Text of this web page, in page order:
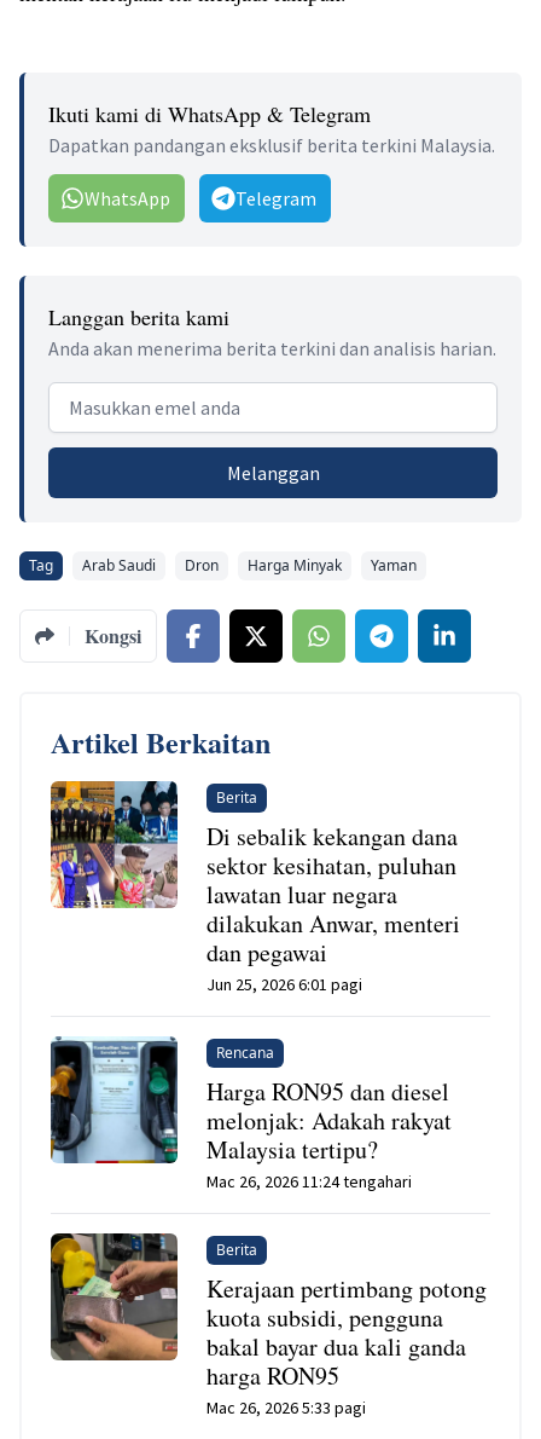
Ikuti kami di WhatsApp & Telegram
Dapatkan pandangan eksklusif berita terkini Malaysia.
WhatsApp Telegram
Langgan berita kami
Anda akan menerima berita terkini dan analisis harian.
Email address
Melanggan
Tag Arab Saudi Dron Harga Minyak Yaman
Kongsi
Artikel Berkaitan
Berita
Di sebalik kekangan dana
sektor kesihatan, puluhan
lawatan luar negara
dilakukan Anwar, menteri
dan pegawai
Jun 25, 2026 6:01 pagi
Rencana
Harga RON95 dan diesel
melonjak: Adakah rakyat
Malaysia tertipu?
Mac 26, 2026 11:24 tengahari
Berita
Kerajaan pertimbang potong
kuota subsidi, pengguna
bakal bayar dua kali ganda
harga RON95
Mac 26, 2026 5:33 pagi